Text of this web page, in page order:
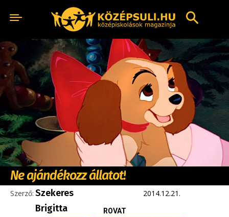
Ne ajándékozz állatot!
Szerző: Szekeres
Brigitta
2014.12.21.
ROVAT